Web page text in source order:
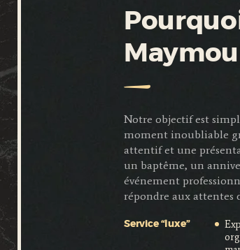
Notre objectif est
moment inoubliable
attentif et une
un baptême, un
événement
répondre aux attentes
Service “luxe”